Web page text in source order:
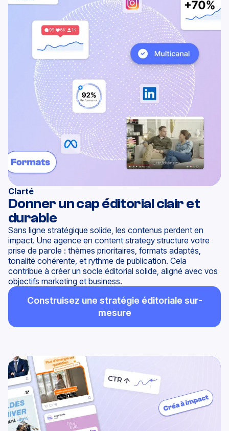
Clarté
Donner un cap éditorial clair et
durable
Sans ligne stratégique solide, les contenus perdent en
impact. Une agence en content strategy structure votre
prise de parole : thèmes prioritaires, formats adaptés,
tonalité cohérente, et rythme de publication. Cela
contribue à créer un socle éditorial solide, aligné avec vos
objectifs marketing et business.
Construisez une stratégie éditoriale sur-
mesure